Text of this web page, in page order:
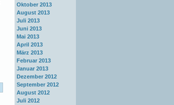
Oktober 2013
August 2013
Juli 2013
Juni 2013
Mai 2013
April 2013
März 2013
Februar 2013
Januar 2013
Dezember 2012
September 2012
August 2012
Juli 2012